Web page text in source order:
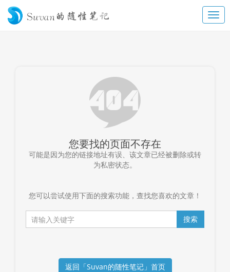
您要找的页面不存在
可能是因为您的链接地址有误、该文章已经被删除或转
为私密状态。
您可以尝试使用下面的搜索功能，查找您喜欢的文章！
返回「Suvan的随性笔记」首页